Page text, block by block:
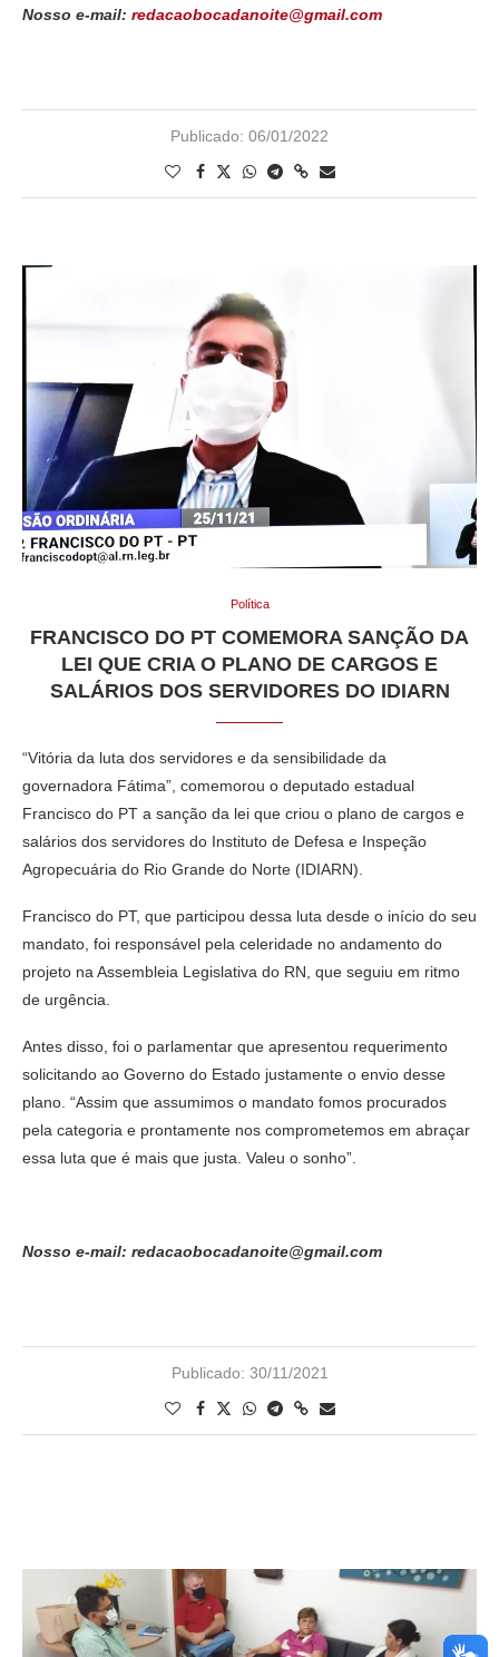
Nosso e-mail: redacaobocadanoite@gmail.com
Publicado: 06/01/2022
Política
FRANCISCO DO PT COMEMORA SANÇÃO DA
LEI QUE CRIA O PLANO DE CARGOS E
SALÁRIOS DOS SERVIDORES DO IDIARN
“Vitória da luta dos servidores e da sensibilidade da
governadora Fátima”, comemorou o deputado estadual
Francisco do PT a sanção da lei que criou o plano de cargos e
salários dos servidores do Instituto de Defesa e Inspeção
Agropecuária do Rio Grande do Norte (IDIARN).
Francisco do PT, que participou dessa luta desde o início do seu
mandato, foi responsável pela celeridade no andamento do
projeto na Assembleia Legislativa do RN, que seguiu em ritmo
de urgência.
Antes disso, foi o parlamentar que apresentou requerimento
solicitando ao Governo do Estado justamente o envio desse
plano. “Assim que assumimos o mandato fomos procurados
pela categoria e prontamente nos comprometemos em abraçar
essa luta que é mais que justa. Valeu o sonho”.
Nosso e-mail: redacaobocadanoite@gmail.com
Publicado: 30/11/2021